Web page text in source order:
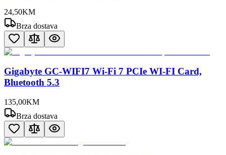
24,50KM
Brza dostava
Gigabyte GC-WIFI7 Wi-Fi 7 PCIe WI-FI Card,
Bluetooth 5.3
135,00KM
Brza dostava